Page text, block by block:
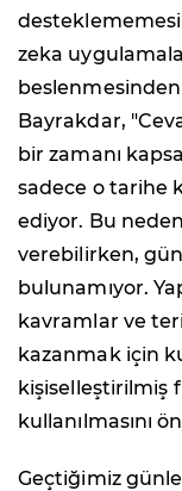
zeka
beslenmesinden
Bayrakdar,
bir zamanı
sadece o tarihe
ediyor. Bu
verebilirken,
bulunamıyor.
kavramlar ve
kazanmak için
kişiselleştirilmiş
kullanılmasını
Geçtiğimiz